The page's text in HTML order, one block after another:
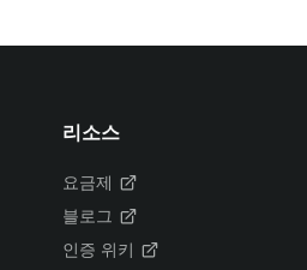
리소스
요금제
블로그
인증 위키